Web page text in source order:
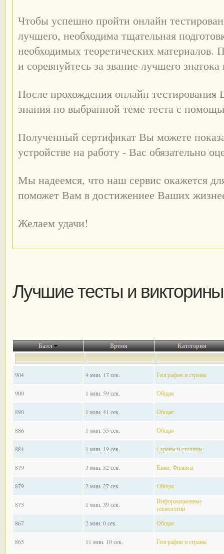
Чтобы успешно пройти онлайн
лучшего, необходима тщательная
необходимых теоретических материалов.
и соревнуйтесь за звание лучшего
После прохождения онлайн тестирования
знания по выбранной теме теста с
Полученный сертификат Вы можете
устройстве на работу - Вас обязательно
Мы надеемся, что наш сервис окажется
поможет Вам в достижениее Ваших
Желаем удачи!
Лучшие тесты и викторины
Балл Время Категория
904 4 мин. 17 сек. География и страны
900 1 мин. 59 сек. Общая
890 1 мин. 41 сек. Общая
886 1 мин. 55 сек. Общая
884 1 мин. 19 сек. Страны и столицы
879 3 мин. 52 сек. Кино, Фильмы
879 2 мин. 27 сек. Общая
875 1 мин. 39 сек.
Информационные
технологии
867
2 мин. 0 сек. Общая
865 11 мин. 10 сек. География и страны